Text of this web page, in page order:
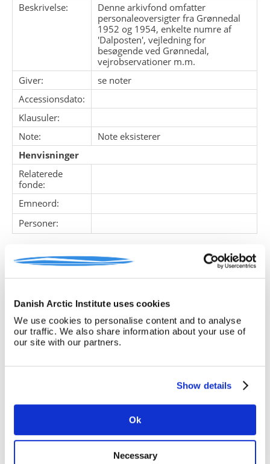
Danish Arctic Institute uses cookies
We use cookies to personalise content and to analyse
our traffic. We also share information about your use of
our site with our partners.
Show details
Ok
Necessary
Beskrivelse:
Denne arkivfond omfatter
personaleoversigter fra Grønnedal
1952 og 1954, enkelte numre af
'Dalposten', vejledning for
besøgende ved Grønnedal,
vejrobservationer m.m.
Giver:
se noter
Accessionsdato:
Klausuler:
Note:
Note eksisterer
Henvisninger
Relaterede
fonde:
Emneord:
Personer:
ARKIVFONDEN INDEHOLDER NEDENSTÅENDE
Pakke
nr.
Løbe
nr.
Enheds
nr.
Titel
1
1
Samlet personaleoversigt for
ansættelsesforhold
oversigter